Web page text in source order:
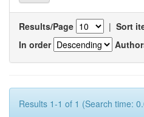
Results/Page | Sort
In order
Results 1-1 of 1 (Search time: